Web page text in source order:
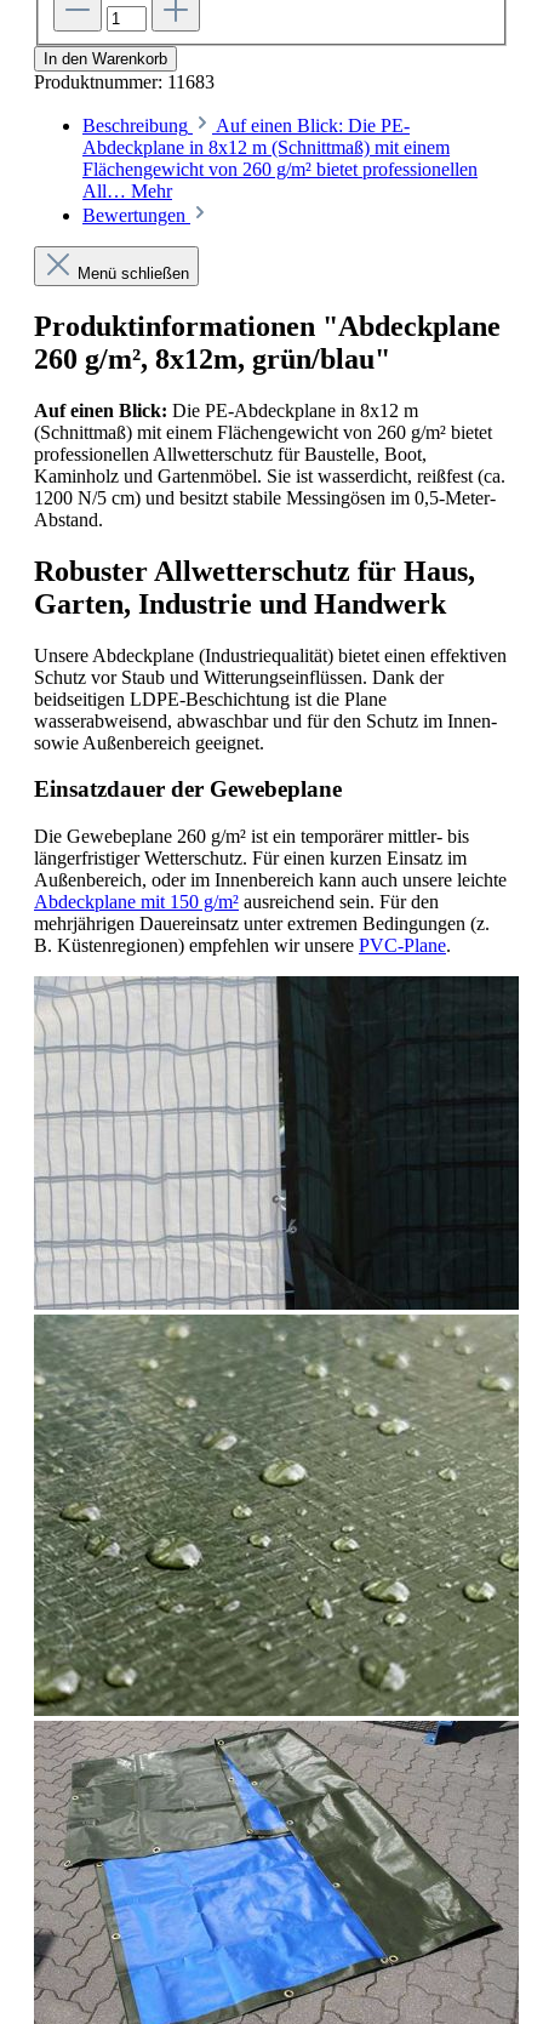
In den Warenkorb
Produktnummer: 11683
Beschreibung
Auf einen Blick: Die PE-
Abdeckplane in 8x12 m (Schnittmaß) mit einem
Flächengewicht von 260 g/m² bietet professionellen
All… Mehr
Bewertungen
Menü schließen
Produktinformationen "Abdeckplane
260 g/m², 8x12m, grün/blau"
Auf einen Blick: Die PE-Abdeckplane in 8x12 m
(Schnittmaß) mit einem Flächengewicht von 260 g/m² bietet
professionellen Allwetterschutz für Baustelle, Boot,
Kaminholz und Gartenmöbel. Sie ist wasserdicht, reißfest (ca.
1200 N/5 cm) und besitzt stabile Messingösen im 0,5-Meter-
Abstand.
Robuster Allwetterschutz für Haus,
Garten, Industrie und Handwerk
Unsere Abdeckplane (Industriequalität) bietet einen effektiven
Schutz vor Staub und Witterungseinflüssen. Dank der
beidseitigen LDPE-Beschichtung ist die Plane
wasserabweisend, abwaschbar und für den Schutz im Innen-
sowie Außenbereich geeignet.
Einsatzdauer der Gewebeplane
Die Gewebeplane 260 g/m² ist ein temporärer mittler- bis
längerfristiger Wetterschutz. Für einen kurzen Einsatz im
Außenbereich, oder im Innenbereich kann auch unsere leichte
Abdeckplane mit 150 g/m² ausreichend sein. Für den
mehrjährigen Dauereinsatz unter extremen Bedingungen (z.
B. Küstenregionen) empfehlen wir unsere PVC-Plane.